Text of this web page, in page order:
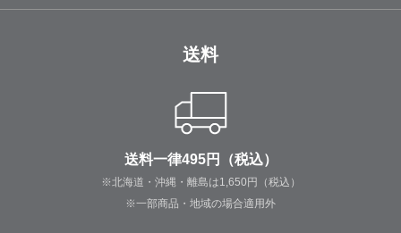
送料
送料一律495円（税込）
※北海道・沖縄・離島は1,650円（税込）
※一部商品・地域の場合適用外